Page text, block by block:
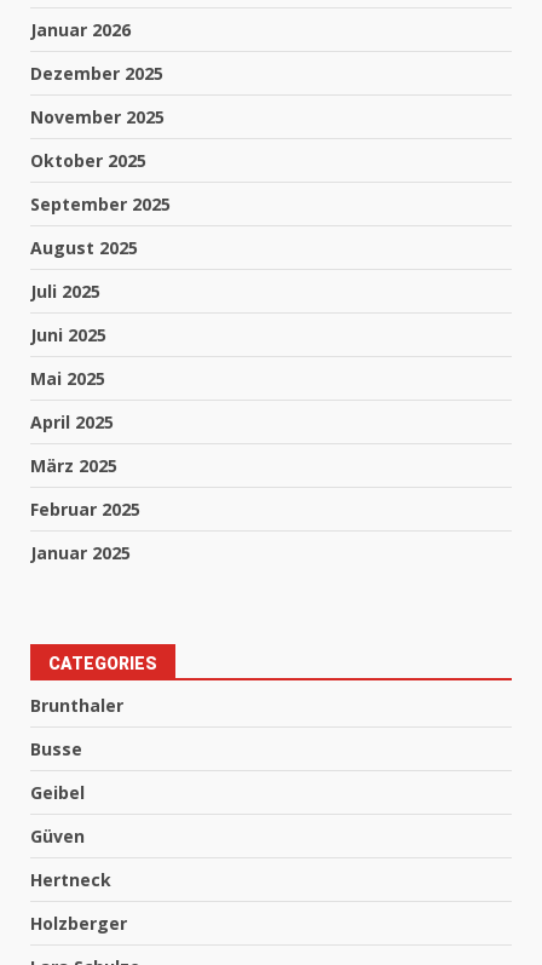
Januar 2026
Dezember 2025
November 2025
Oktober 2025
September 2025
August 2025
Juli 2025
Juni 2025
Mai 2025
April 2025
März 2025
Februar 2025
Januar 2025
CATEGORIES
Brunthaler
Busse
Geibel
Güven
Hertneck
Holzberger